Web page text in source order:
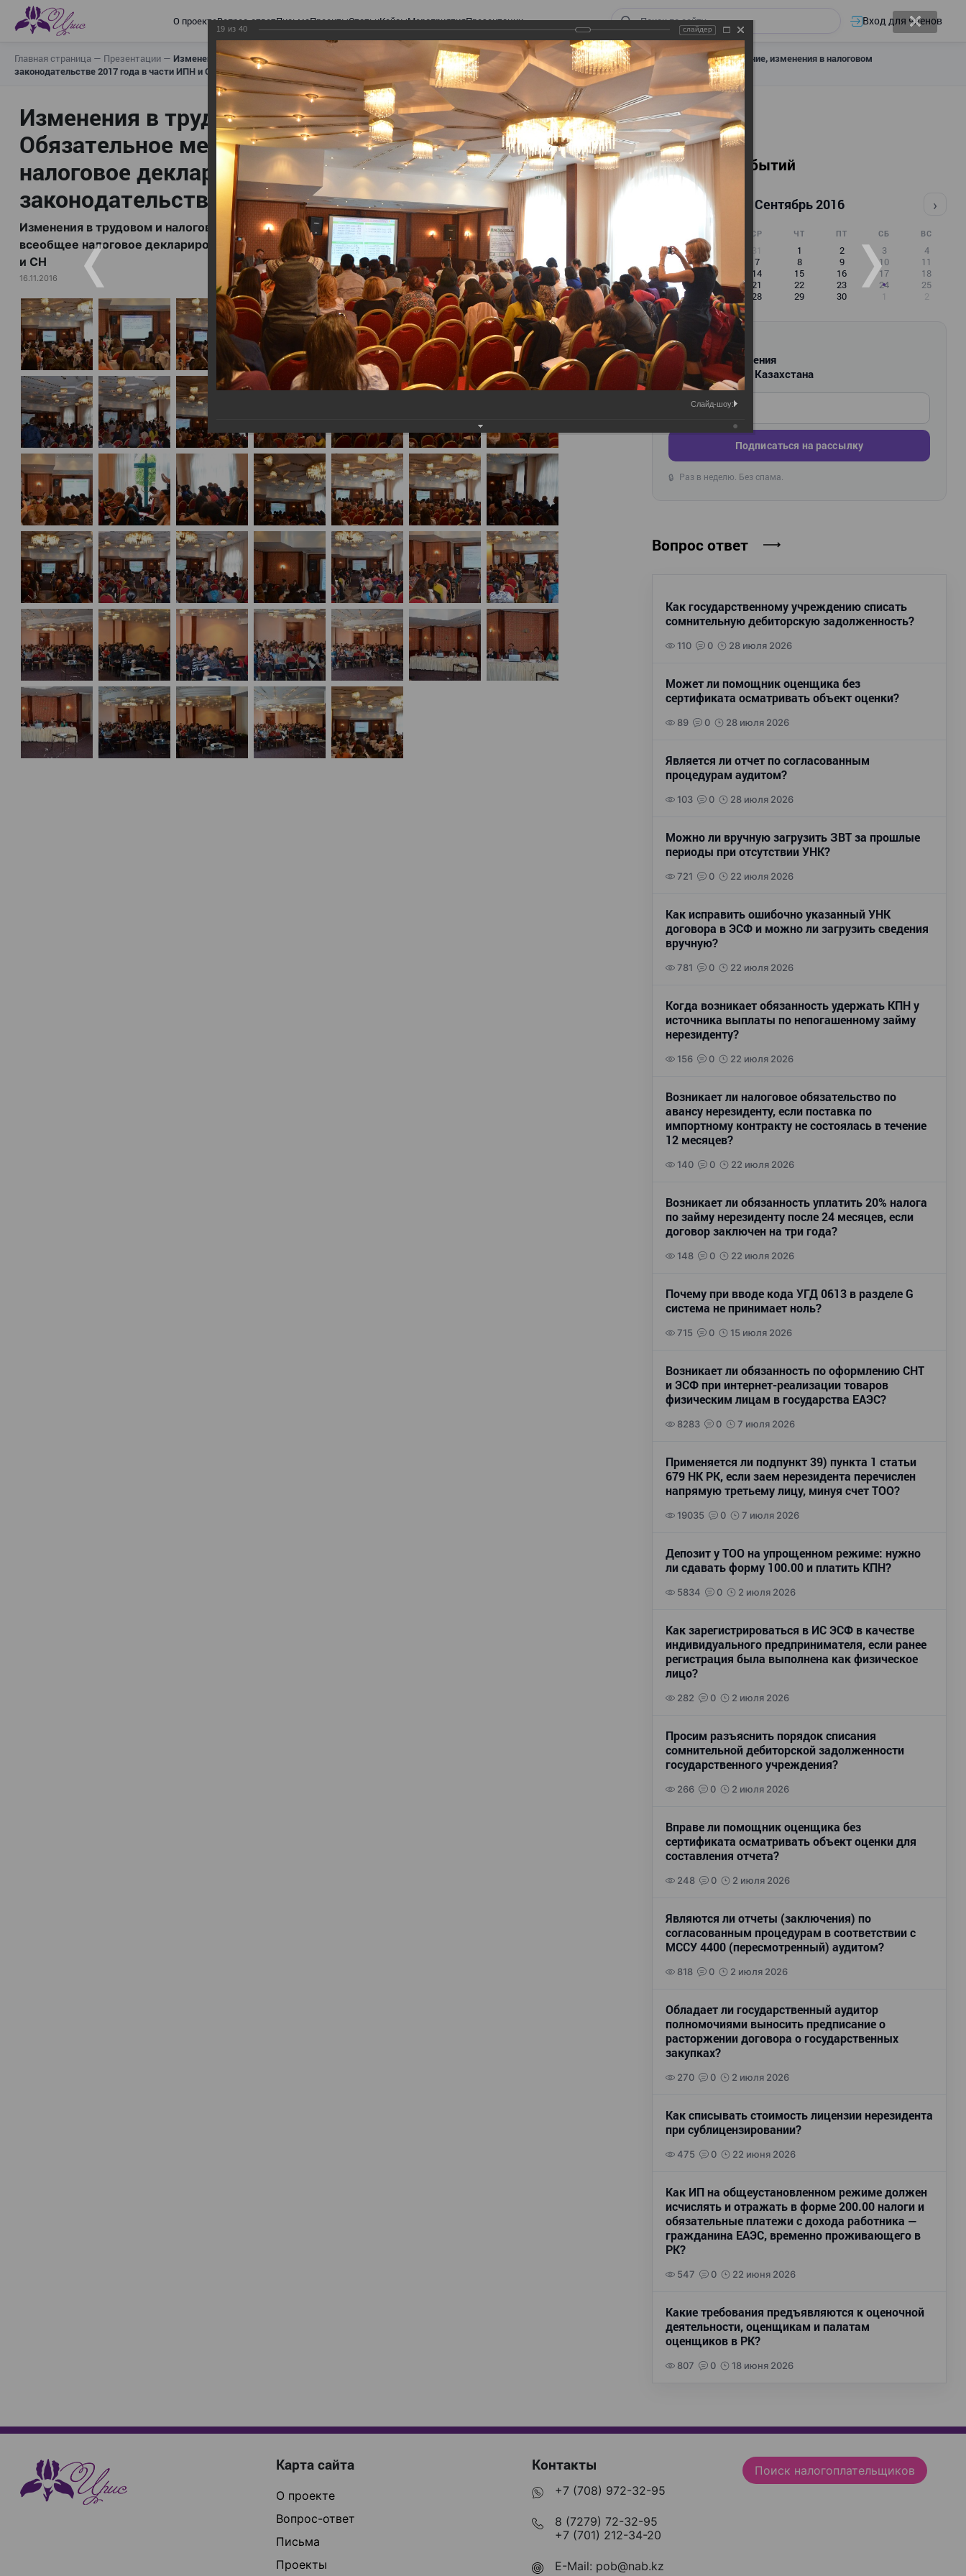
О проектеВопрос-ответПисьмаПроектыСтатьиКейсыМероприятияПрезентации Вход для членов
Главная страница — Презентации — Изменения в трудовом и налоговом законодательстве: Обязательное медицинское страхование, всеобщее налоговое декларирование, изменения в налоговом
законодательстве 2017 года в части ИПН и СН
Изменения в трудовом и налоговом законодательстве:
Обязательное медицинское страхование, всеобщее
налоговое декларирование, изменения в налоговом
законодательстве 2017 года в части ИПН и СН
Изменения в трудовом и налоговом законодательстве: Обязательное медицинское страхование,
всеобщее налоговое декларирование, изменения в налоговом законодательстве 2017 года в части ИПН
и СН
16.11.2016
Календарь событий
Сентябрь 2016 ›
СР ЧТ ПТ СБ ВС
29 30 31 1 2 3
4
7 8 9 10
11
12
13 14 15 16 17
18
19
20 21 22 23 24
25
26
27 28 29 30 1 2
РАССЫЛКА
Новости и изменения
для бухгалтеров Казахстана
Введите ваш e-mail
Подписаться на рассылку
🔒 Раз в неделю. Без спама.
Вопрос ответ
Как государственному учреждению списать
сомнительную дебиторскую задолженность?
110 0 28 июля 2026
Может ли помощник оценщика без
сертификата осматривать объект оценки?
89 0 28 июля 2026
Является ли отчет по согласованным
процедурам аудитом?
103 0 28 июля 2026
Можно ли вручную загрузить ЗВТ за прошлые
периоды при отсутствии УНК?
721 0 22 июля 2026
Как исправить ошибочно указанный УНК
договора в ЭСФ и можно ли загрузить сведения
вручную?
781 0 22 июля 2026
Когда возникает обязанность удержать КПН у
источника выплаты по непогашенному займу
нерезиденту?
156 0 22 июля 2026
Возникает ли налоговое обязательство по
авансу нерезиденту, если поставка по
импортному контракту не состоялась в течение
12 месяцев?
140 0 22 июля 2026
Возникает ли обязанность уплатить 20% налога
по займу нерезиденту после 24 месяцев, если
договор заключен на три года?
148 0 22 июля 2026
Почему при вводе кода УГД 0613 в разделе G
система не принимает ноль?
715 0 15 июля 2026
Возникает ли обязанность по оформлению СНТ
и ЭСФ при интернет-реализации товаров
физическим лицам в государства ЕАЭС?
8283 0 7 июля 2026
Применяется ли подпункт 39) пункта 1 статьи
679 НК РК, если заем нерезидента перечислен
напрямую третьему лицу, минуя счет ТОО?
19035 0 7 июля 2026
Депозит у ТОО на упрощенном режиме: нужно
ли сдавать форму 100.00 и платить КПН?
5834 0 2 июля 2026
Как зарегистрироваться в ИС ЭСФ в качестве
индивидуального предпринимателя, если ранее
регистрация была выполнена как физическое
лицо?
282 0 2 июля 2026
Просим разъяснить порядок списания
сомнительной дебиторской задолженности
государственного учреждения?
266 0 2 июля 2026
Вправе ли помощник оценщика без
сертификата осматривать объект оценки для
составления отчета?
248 0 2 июля 2026
Являются ли отчеты (заключения) по
согласованным процедурам в соответствии с
МССУ 4400 (пересмотренный) аудитом?
818 0 2 июля 2026
Обладает ли государственный аудитор
полномочиями выносить предписание о
расторжении договора о государственных
закупках?
270 0 2 июля 2026
Как списывать стоимость лицензии нерезидента
при сублицензировании?
475 0 22 июня 2026
Как ИП на общеустановленном режиме должен
исчислять и отражать в форме 200.00 налоги и
обязательные платежи с дохода работника —
гражданина ЕАЭС, временно проживающего в
РК?
547 0 22 июня 2026
Какие требования предъявляются к оценочной
деятельности, оценщикам и палатам
оценщиков в РК?
807 0 18 июня 2026
Карта сайта
О проекте
Вопрос-ответ
Письма
Проекты
Контакты
+7 (708) 972-32-95
8 (7279) 72-32-95
+7 (701) 212-34-20
E-Mail: pob@nab.kz
Поиск налогоплательщиков
19 из 40 слайдер
Слайд-шоу: